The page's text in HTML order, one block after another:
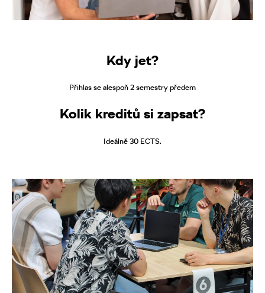
Kdy jet?
Přihlas se alespoň 2 semestry předem
Kolik kreditů si zapsat?
Ideálně 30 ECTS.